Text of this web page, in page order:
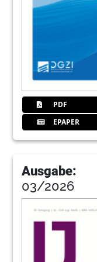
Redaktion
Finanzielle
smartem All-
Wolfgang J. Lihl
46Interview:
Verbindung
Katja Kupfer
Henkel und
50ZWP
Die Zukunft
PDF
EPAPER
Ausgabe:
03/2026